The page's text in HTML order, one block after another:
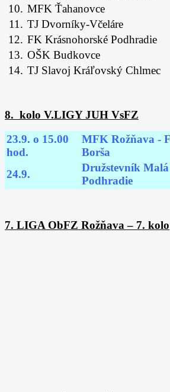
10. MFK Ťahanovce
11. TJ Dvorníky-Včeláre
12. FK Krásnohorské Podhradie
13. OŠK Budkovce
14. TJ Slavoj Kráľovský Chlmec
8. kolo V.LIGY JUH VsFZ
23.9. o 15.00
hod.
MFK Rožňava -
Borša
24.9.
Družstevník
Podhradie
7. LIGA ObFZ Rožňava – 7. kolo